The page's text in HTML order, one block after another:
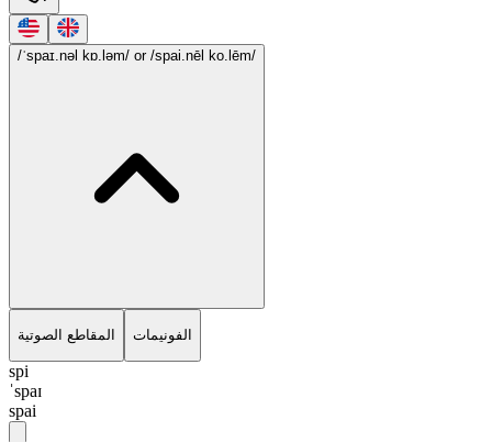
/ˈspaɪ.nəl kɒ.ləm/ or /spai.nēl ko.lēm/
المقاطع الصوتية الفونيمات
spi
ˈspaɪ
spai